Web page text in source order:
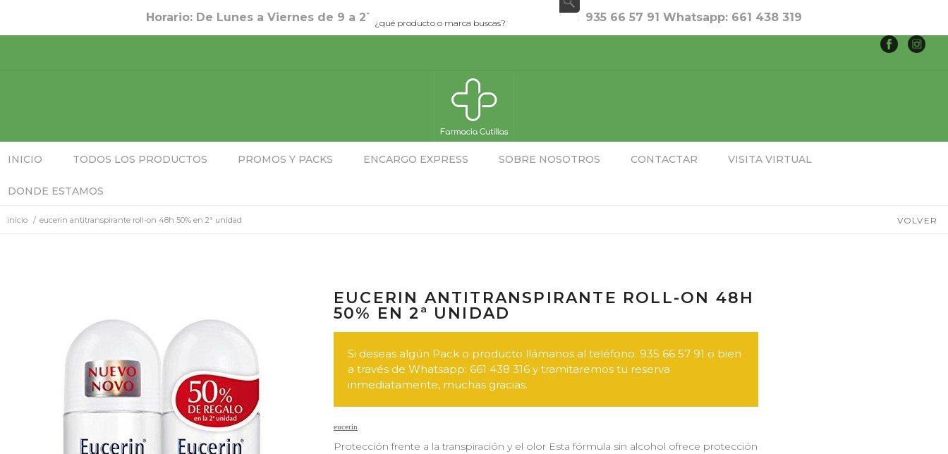
Horario: De Lunes a Viernes de 9 a 21h Sábados de 9 a 13:30h Teléfono: 935 66 57 91 Whatsapp: 661 438 319
INICIO TODOS LOS PRODUCTOS PROMOS Y PACKS ENCARGO EXPRESS SOBRE NOSOTROS CONTACTAR VISITA VIRTUAL
DONDE ESTAMOS
inicio / eucerin antitranspirante roll-on 48h 50% en 2ª unidad VOLVER
EUCERIN ANTITRANSPIRANTE ROLL-ON 48H
50% EN 2ª UNIDAD
Si deseas algún Pack o producto llámanos al teléfono: 935 66 57 91 o bien
a través de Whatsapp: 661 438 316 y tramitaremos tu reserva
inmediatamente, muchas gracias.
eucerin
Protección frente a la transpiración y el olor Esta fórmula sin alcohol ofrece protección